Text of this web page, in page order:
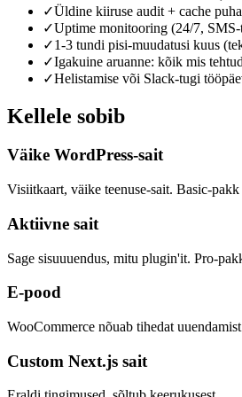
✓Üldine kiiruse audit + cache
✓Uptime monitooring (24/7, SMS-
✓1-3 tundi pisi-muudatusi kuus
✓Igakuine aruanne: kõik mis tehtud
✓Helistamise või Slack-tugi
Kellele sobib
Väike WordPress-sait
Visiitkaart, väike teenuse-sait. Basic-pakk
Aktiivne sait
Sage sisuuuendus, mitu plugin'it. Pro-
E-pood
WooCommerce nõuab tihedat
Custom Next.js sait